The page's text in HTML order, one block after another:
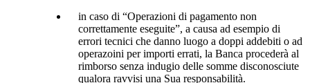
in caso di “Operazioni di pagamento non
correttamente eseguite”, a causa ad esempio di
errori tecnici che danno luogo a doppi addebiti o ad
operazoini per importi errati, la Banca procederà al
rimborso senza indugio delle somme disconosciute
qualora ravvisi una Sua responsabilità.